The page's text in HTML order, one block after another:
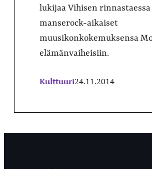
lukijaa Vihisen
manserock-aikaiset
muusikonkokemuksensa
elämänvaiheisiin.
Kulttuuri24.11.2014